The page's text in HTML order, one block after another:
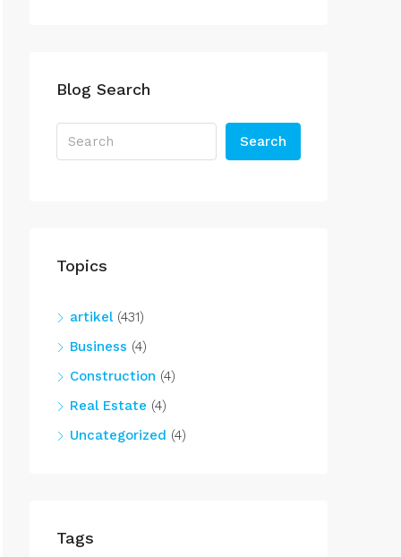
Blog Search
Search
Topics
artikel(431)
Business (4)
Construction (4)
Real Estate (4)
Uncategorized (4)
Tags